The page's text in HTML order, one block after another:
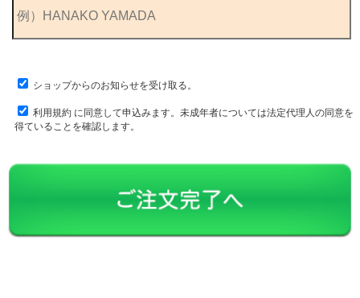
ショップからのお知らせを受け取る。
利用規約に同意して申込みます。未成年者については法定代理人の同意を
得ていることを確認します。